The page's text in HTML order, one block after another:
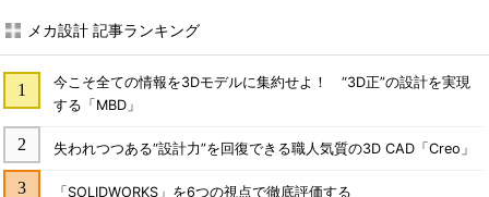
メカ設計 記事ランキング
今こそ全ての情報を3Dモデルに集約せよ！ “3D正”の設計を実現
する「MBD」
失われつつある“設計力”を回復できる職人気質の3D CAD「Creo」
「SOLIDWORKS」を6つの視点で徹底評価する